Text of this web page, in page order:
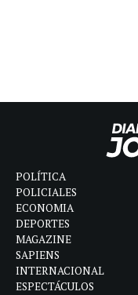
POLÍTICA
POLICIALES
ECONOMIA
DEPORTES
MAGAZINE
SAPIENS
INTERNACIONAL
ESPECTÁCULOS